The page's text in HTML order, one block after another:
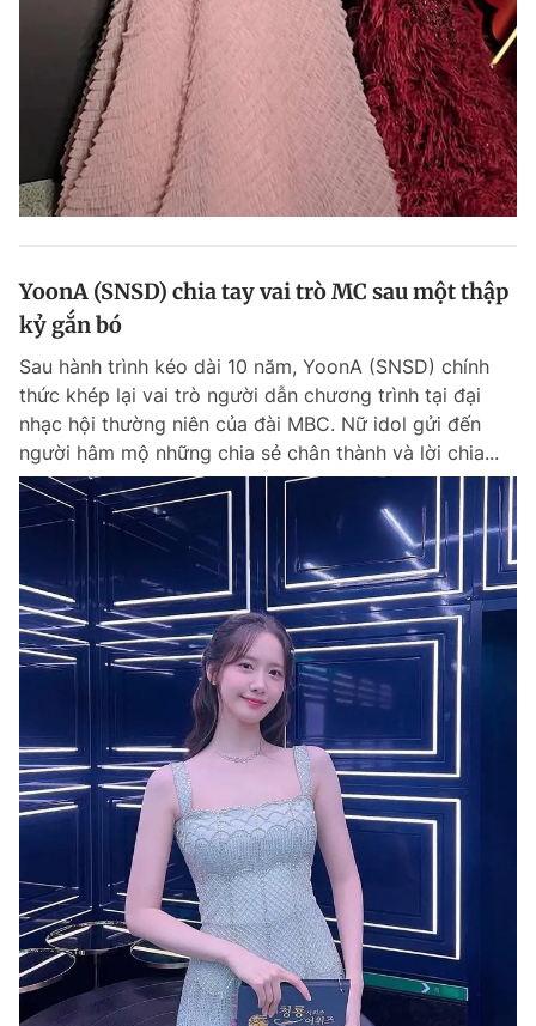
YoonA (SNSD) chia tay vai trò MC sau một thập
kỷ gắn bó
Sau hành trình kéo dài 10 năm, YoonA (SNSD) chính
thức khép lại vai trò người dẫn chương trình tại đại
nhạc hội thường niên của đài MBC. Nữ idol gửi đến
người hâm mộ những chia sẻ chân thành và lời chia...